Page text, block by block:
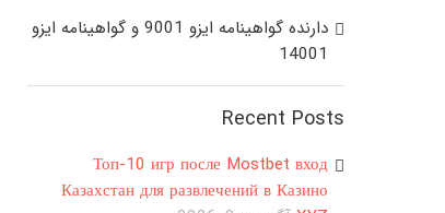
دارنده گواهینامه ایزو 9001 و گواهینامه ایزو
14001
Recent Posts
Топ-10 игр после Mostbet вход
Казахстан для развлечений в Казино